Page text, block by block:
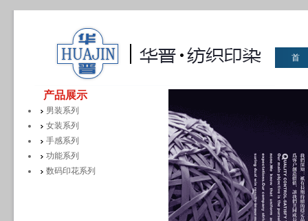
首
产品展示
男装系列
女装系列
手感系列
功能系列
数码印花系列